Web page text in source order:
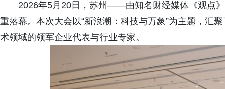
2026年5月20日，苏州——由知名财经媒体《观点
重落幕。本次大会以“新浪潮：科技与万象”为主题，汇
术领域的领军企业代表与行业专家。